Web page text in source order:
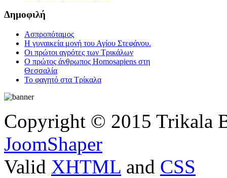
Δημοφιλή
Ασπροπόταμος
Η γυναικεία μονή του Αγίου Στεφάνου.
Οι πρώτοι αγρότες των Τρικάλων
Ο πρώτος άνθρωπος Homosapiens στη
Θεσσαλία
Το φαγητό στα Τρίκαλα
Copyright © 2015 Trikala
JoomShaper
Valid XHTML and CSS